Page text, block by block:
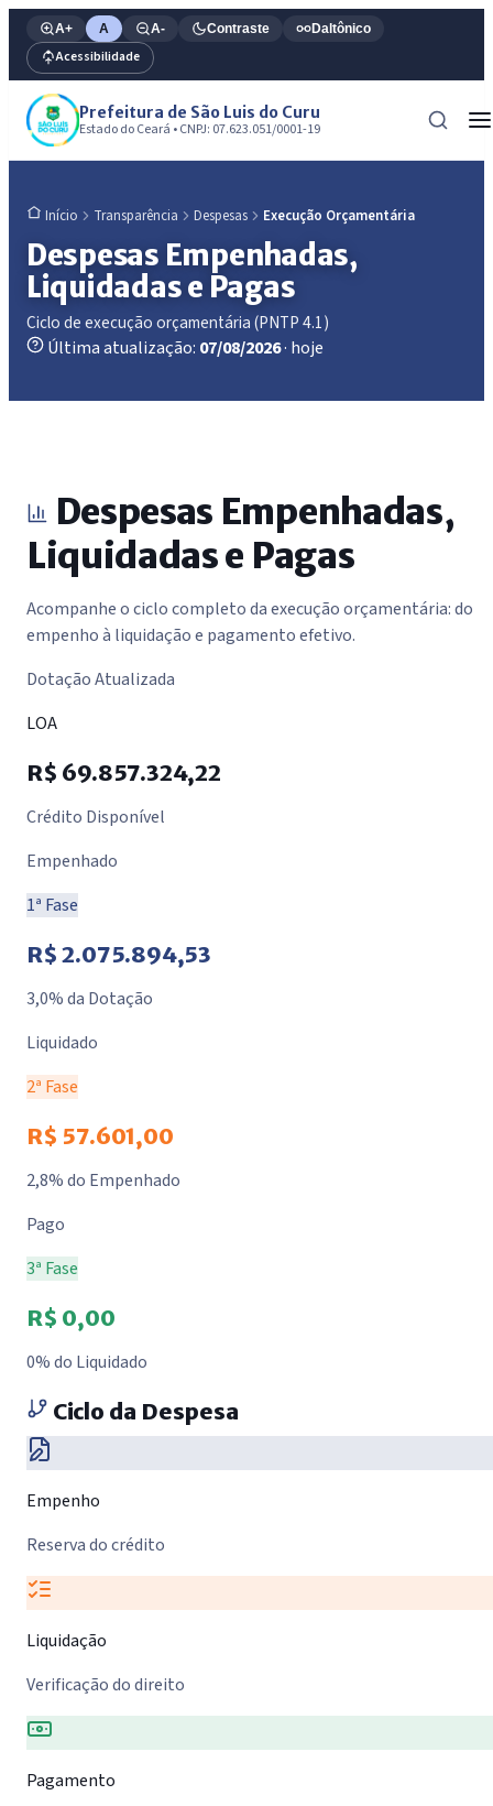
A+ A A- Contraste Daltônico
Acessibilidade
Prefeitura de São Luis do Curu
Estado do Ceará • CNPJ: 07.623.051/0001-19
Início Transparência Despesas Execução Orçamentária
Despesas Empenhadas,
Liquidadas e Pagas
Ciclo de execução orçamentária (PNTP 4.1)
Última atualização: 07/08/2026· hoje
Despesas Empenhadas,
Liquidadas e Pagas
Acompanhe o ciclo completo da execução orçamentária: do
empenho à liquidação e pagamento efetivo.
Dotação Atualizada
LOA
R$ 69.857.324,22
Crédito Disponível
Empenhado
1ª Fase
R$ 2.075.894,53
3,0% da Dotação
Liquidado
2ª Fase
R$ 57.601,00
2,8% do Empenhado
Pago
3ª Fase
R$ 0,00
0% do Liquidado
Ciclo da Despesa
Empenho
Reserva do crédito
Liquidação
Verificação do direito
Pagamento